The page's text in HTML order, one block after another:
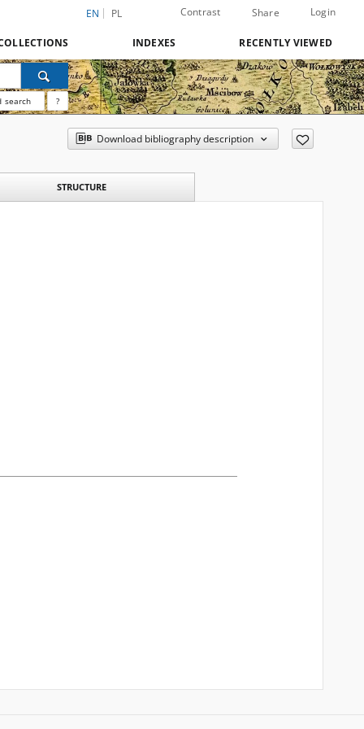
EN PL Contrast Share Login
INDEXES RECENTLY VIEWED
search ?
Download bibliography description
STRUCTURE